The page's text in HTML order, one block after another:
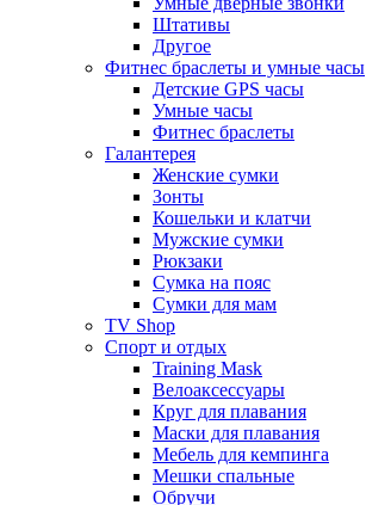
Штативы
Другое
Фитнес браслеты и умные часы
Детские GPS часы
Умные часы
Фитнес браслеты
Галантерея
Женские сумки
Зонты
Кошельки и клатчи
Мужские сумки
Рюкзаки
Сумка на пояс
Сумки для мам
TV Shop
Спорт и отдых
Training Mask
Велоаксессуары
Круг для плавания
Маски для плавания
Мебель для кемпинга
Мешки спальные
Обручи